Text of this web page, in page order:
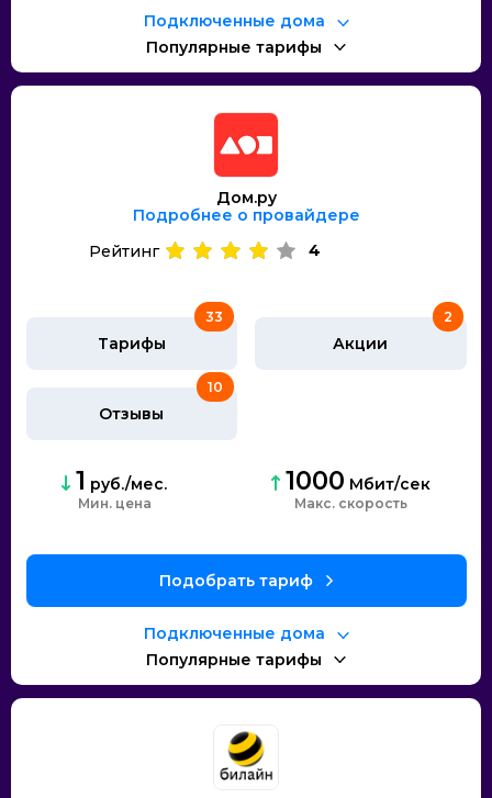
Подключенные дома
Популярные тарифы
Дом.ру
Подробнее о провайдере
Рейтинг
4
Тарифы
33
Акции
2
Отзывы
10
1 руб./мес.
Мин. цена
1000 Мбит/сек
Макс. скорость
Подобрать тариф
Подключенные дома
Популярные тарифы